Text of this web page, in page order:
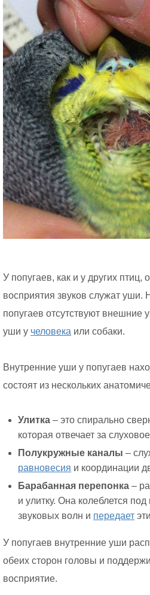
У попугаев, как и у других птиц,
восприятия звуков служат уши.
попугаев отсутствуют
уши у человека или собаки.
Внутренние уши у попугаев
состоят из нескольких
Улитка – это спирально
которая отвечает за
Полукружные каналы –
равновесия и координации
Барабанная перепонка –
и улитку. Она колеблется
звуковых волн и передает эти
У попугаев внутренние уши
обеих сторон головы и
восприятие.